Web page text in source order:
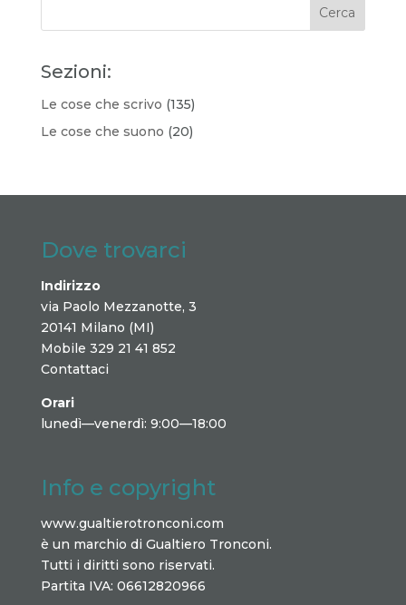
Sezioni:
Le cose che scrivo (135)
Le cose che suono (20)
Dove trovarci
Indirizzo
via Paolo Mezzanotte, 3
20141 Milano (MI)
Mobile 329 21 41 852
Contattaci
Orari
lunedì—venerdì: 9:00—18:00
Info e copyright
www.gualtierotronconi.com
è un marchio di Gualtiero Tronconi.
Tutti i diritti sono riservati.
Partita IVA: 06612820966